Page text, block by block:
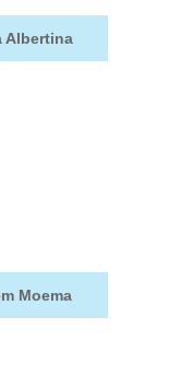
Albertina
Moema